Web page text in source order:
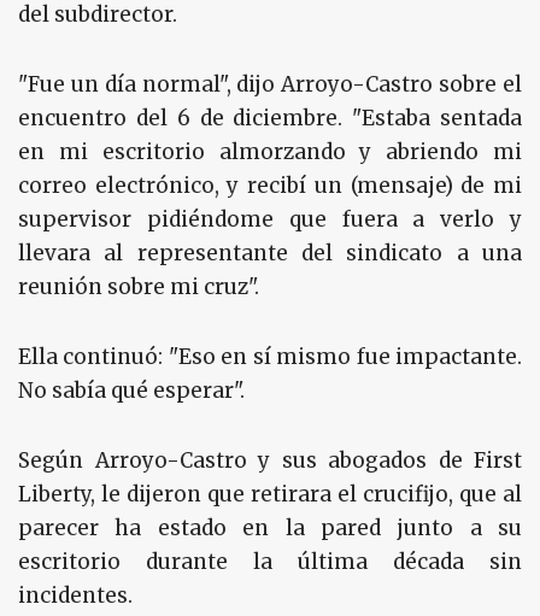
del subdirector.
"Fue un día normal", dijo Arroyo-Castro sobre el
encuentro del 6 de diciembre. "Estaba sentada
en mi escritorio almorzando y abriendo mi
correo electrónico, y recibí un (mensaje) de mi
supervisor pidiéndome que fuera a verlo y
llevara al representante del sindicato a una
reunión sobre mi cruz".
Ella continuó: "Eso en sí mismo fue impactante.
No sabía qué esperar".
Según Arroyo-Castro y sus abogados de First
Liberty, le dijeron que retirara el crucifijo, que al
parecer ha estado en la pared junto a su
escritorio durante la última década sin
incidentes.